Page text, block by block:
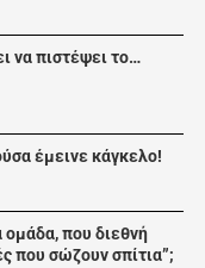
να πιστέψει το…
έμεινε κάγκελο!
ομάδα, που διεθνή
που σώζουν σπίτια”;